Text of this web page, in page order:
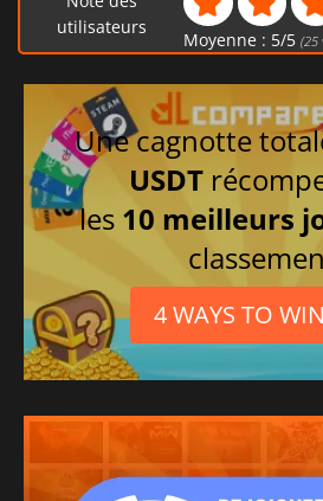
utilisateurs
Moyenne : 5/5 (25
Une cagnotte
USDT
les 10 meilleurs
4 WAYS TO